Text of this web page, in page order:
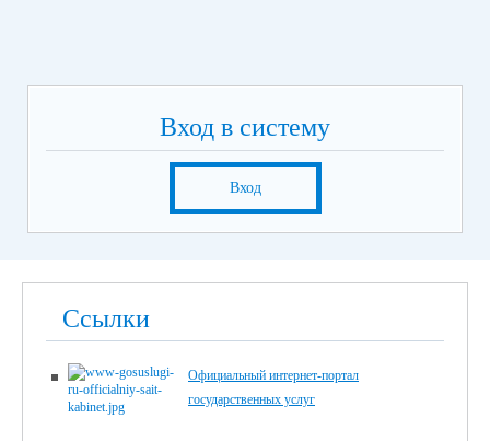
Вход в систему
Вход
Ссылки
Официальный интернет-портал
государственных услуг